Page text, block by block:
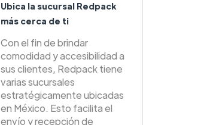
Ubica la sucursal Redpack
más cerca de ti
Con el fin de brindar
comodidad y accesibilidad a
sus clientes, Redpack tiene
varias sucursales
estratégicamente ubicadas
en México. Esto facilita el
envío y recepción de